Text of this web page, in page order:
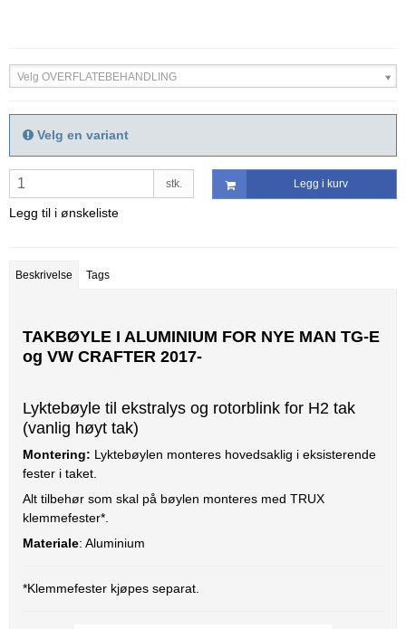
Velg OVERFLATEBEHANDLING
Velg en variant
stk. Legg i kurv
Legg til i ønskeliste
Beskrivelse Tags
TAKBØYLE I ALUMINIUM FOR NYE MAN TG-E
og VW CRAFTER 2017-
Lyktebøyle til ekstralys og rotorblink for H2 tak
(vanlig høyt tak)
Montering: Lyktebøylen monteres hovedsaklig i eksisterende
fester i taket.
Alt tilbehør som skal på bøylen monteres med TRUX
klemmefester*.
Materiale: Aluminium
*Klemmefester kjøpes separat.